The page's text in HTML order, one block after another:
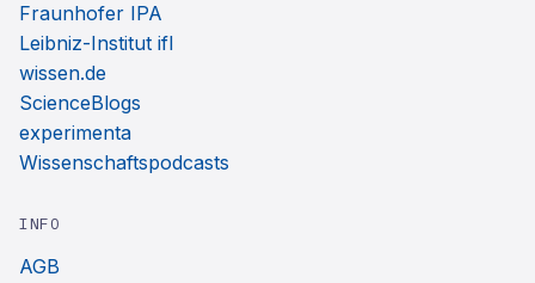
Fraunhofer IPA
Leibniz-Institut ifl
wissen.de
ScienceBlogs
experimenta
Wissenschaftspodcasts
INFO
AGB